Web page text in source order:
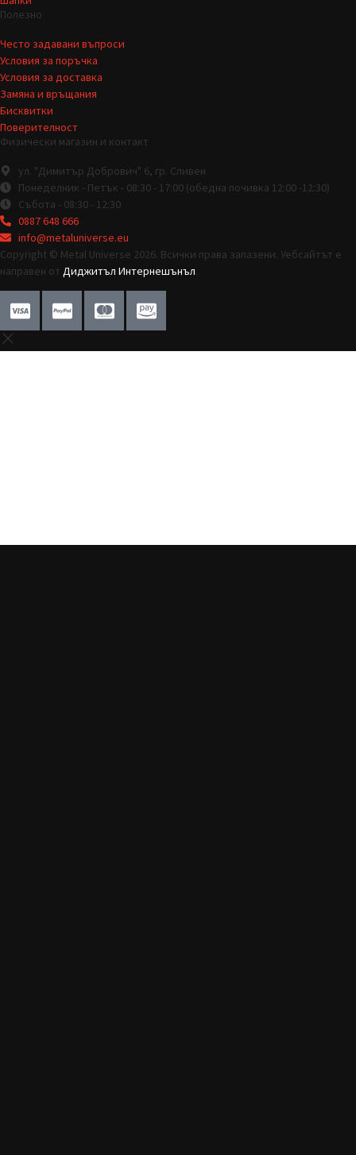
Полезно
Често задавани въпроси
Условия за поръчка
Условия за доставка
Замяна и връщания
Бисквитки
Поверителност
Физически магазин и контакт
ул. "Димитър Добрович" 6, гр. Сливен
Понеделник - Петък - 08:30 - 17:00 (обедна почивка 12:00 -12:30)
Събота - 08:30 - 12:30
0887 648 666
info@metaluniverse.eu
Copyright © Metal Universe 2026. Всички права запазени. Уебсайтът е
направен от Диджитъл Интернешънъл.